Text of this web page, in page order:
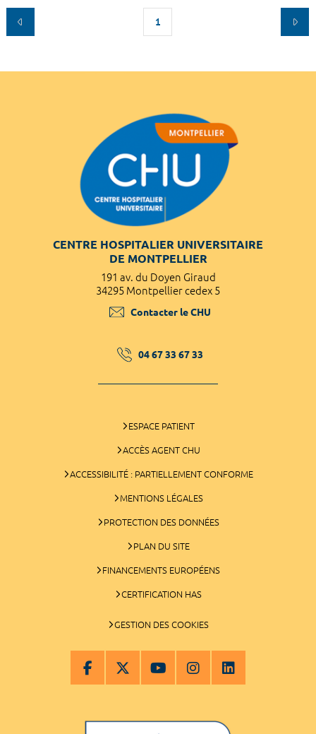
1
CENTRE HOSPITALIER UNIVERSITAIRE
DE MONTPELLIER
191 av. du Doyen Giraud
34295 Montpellier cedex 5
Contacter le CHU
04 67 33 67 33
ESPACE PATIENT
ACCÈS AGENT CHU
ACCESSIBILITÉ : PARTIELLEMENT CONFORME
MENTIONS LÉGALES
PROTECTION DES DONNÉES
PLAN DU SITE
FINANCEMENTS EUROPÉENS
CERTIFICATION HAS
GESTION DES COOKIES